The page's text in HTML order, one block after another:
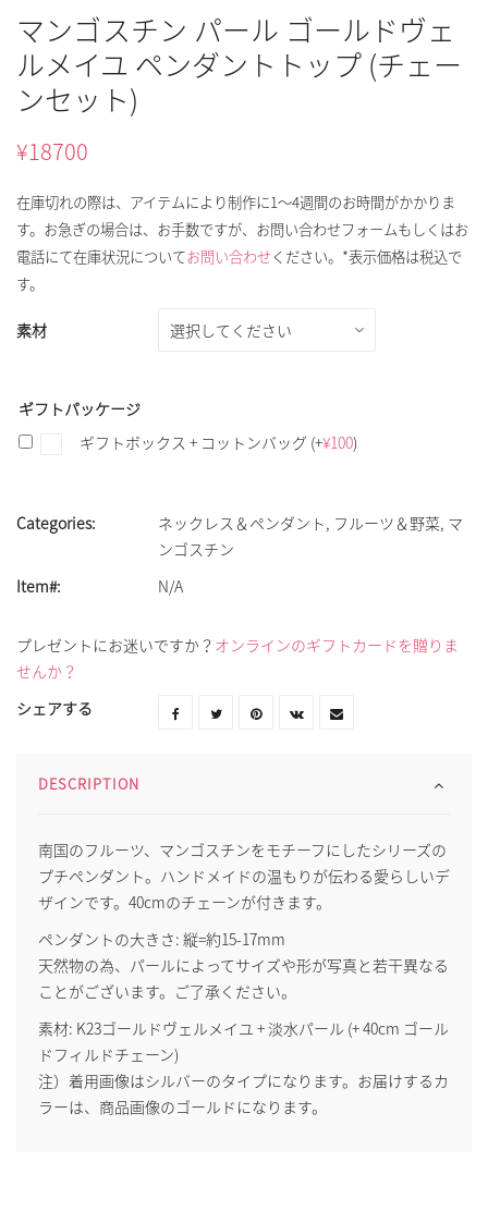
マンゴスチン パール ゴールドヴェ
ルメイユ ペンダントトップ (チェー
ンセット)
¥18700
在庫切れの際は、アイテムにより制作に1～4週間のお時間がかかりま
す。お急ぎの場合は、お手数ですが、お問い合わせフォームもしくはお
電話にて在庫状況についてお問い合わせ ください。*表示価格は税込で
す。
素材
ギフトパッケージ
ギフトボックス + コットンバッグ (+¥100)
Categories: ネックレス＆ペンダント, フルーツ＆野菜, マ
ンゴスチン
Item#:
N/A
プレゼントにお迷いですか？ オンラインのギフトカードを贈りま
せんか？
シェアする
DESCRIPTION
南国のフルーツ、マンゴスチンをモチーフにしたシリーズの
プチペンダント。ハンドメイドの温もりが伝わる愛らしいデ
ザインです。40cmのチェーンが付きます。
ペンダントの大きさ: 縦=約15-17mm
天然物の為、パールによってサイズや形が写真と若干異なる
ことがございます。ご了承ください。
素材: K23ゴールドヴェルメイユ + 淡水パール (+ 40cm ゴール
ドフィルドチェーン)
注）着用画像はシルバーのタイプになります。お届けするカ
ラーは、商品画像のゴールドになります。